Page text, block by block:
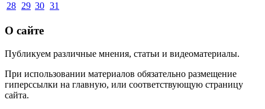
28 29 30 31
О сайте
Публикуем различные мнения, статьи и видеоматериалы.
При использовании материалов обязательно размещение
гиперссылки на главную, или соответствующую страницу
сайта.